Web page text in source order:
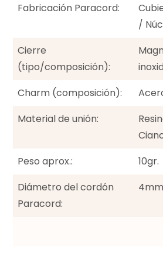
Fabricación Paracord:
/
Cierre
(tipo/composición):
Charm (composición):
Material de unión:
Peso aprox.:
10gr.
Diámetro del cordón
Paracord: